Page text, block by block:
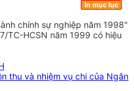
In mục lục
chính sự nghiệp năm 1998"
TC-HCSN năm 1999 có hiệu
thu và nhiệm vụ chi của Ngân